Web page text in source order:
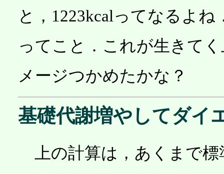
と，1223kcalってなるよ
ってこと．これが生きて
メージつかめたかな？
基礎代謝増やしてダイ
上の計算は，あくまで標